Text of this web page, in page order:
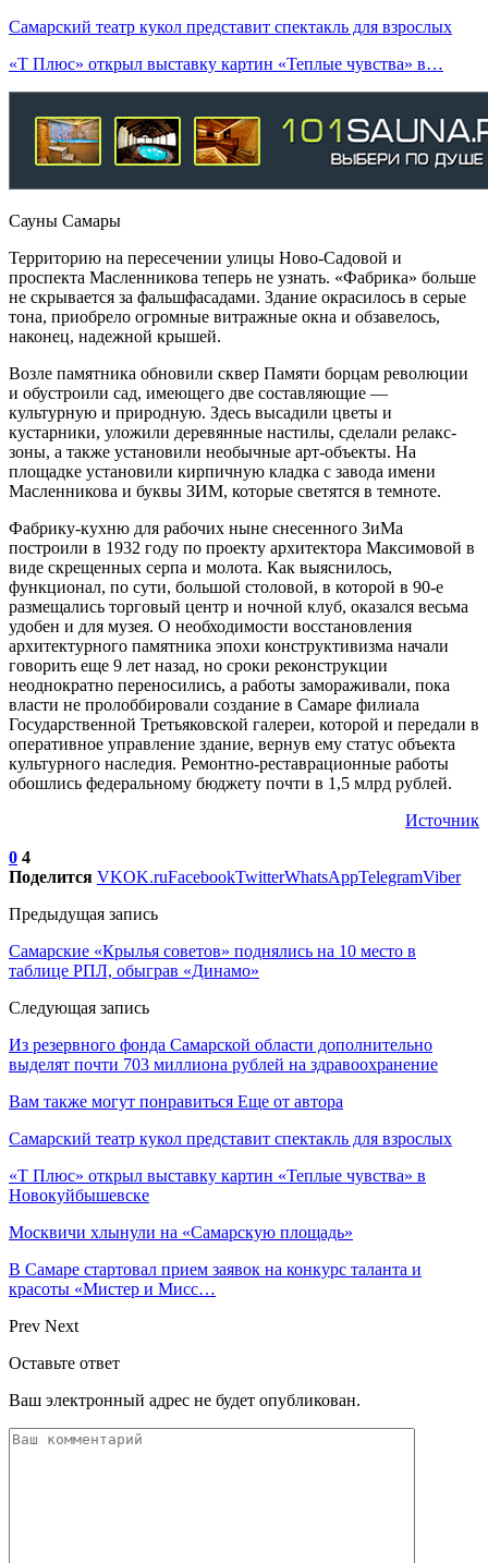
Самарский театр кукол представит спектакль для взрослых
«Т Плюс» открыл выставку картин «Теплые чувства» в…
Сауны Самары
Территорию на пересечении улицы Ново-Садовой и
проспекта Масленникова теперь не узнать. «Фабрика» больше
не скрывается за фальшфасадами. Здание окрасилось в серые
тона, приобрело огромные витражные окна и обзавелось,
наконец, надежной крышей.
Возле памятника обновили сквер Памяти борцам революции
и обустроили сад, имеющего две составляющие —
культурную и природную. Здесь высадили цветы и
кустарники, уложили деревянные настилы, сделали релакс-
зоны, а также установили необычные арт-объекты. На
площадке установили кирпичную кладка с завода имени
Масленникова и буквы ЗИМ, которые светятся в темноте.
Фабрику-кухню для рабочих ныне снесенного ЗиМа
построили в 1932 году по проекту архитектора Максимовой в
виде скрещенных серпа и молота. Как выяснилось,
функционал, по сути, большой столовой, в которой в 90-е
размещались торговый центр и ночной клуб, оказался весьма
удобен и для музея. О необходимости восстановления
архитектурного памятника эпохи конструктивизма начали
говорить еще 9 лет назад, но сроки реконструкции
неоднократно переносились, а работы замораживали, пока
власти не пролоббировали создание в Самаре филиала
Государственной Третьяковской галереи, которой и передали в
оперативное управление здание, вернув ему статус объекта
культурного наследия. Ремонтно-реставрационные работы
обошлись федеральному бюджету почти в 1,5 млрд рублей.
Источник
0 4
Поделится VKOK.ruFacebookTwitterWhatsAppTelegramViber
Предыдущая запись
Самарские «Крылья советов» поднялись на 10 место в
таблице РПЛ, обыграв «Динамо»
Следующая запись
Из резервного фонда Самарской области дополнительно
выделят почти 703 миллиона рублей на здравоохранение
Вам также могут понравиться Еще от автора
Самарский театр кукол представит спектакль для взрослых
«Т Плюс» открыл выставку картин «Теплые чувства» в
Новокуйбышевске
Москвичи хлынули на «Самарскую площадь»
В Самаре стартовал прием заявок на конкурс таланта и
красоты «Мистер и Мисс…
Prev Next
Оставьте ответ
Ваш электронный адрес не будет опубликован.